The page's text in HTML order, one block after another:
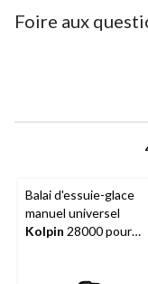
Foire aux
Balai d'essuie-glace
manuel universel
Kolpin 28000 pour